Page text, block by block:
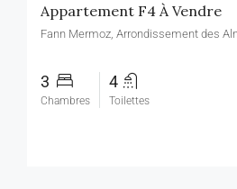
Appartement F4 À Vendre
3
Chambres
4
Toilettes